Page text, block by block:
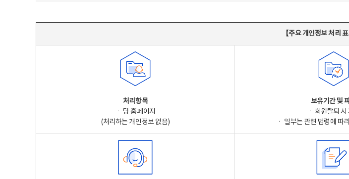
【주요 개인정보 처리
처리항목
ㆍ 당 홈페이지
(처리하는 개인정보 없음)
보유기간 및
ㆍ 회원탈퇴 시
ㆍ 일부는 관련 법령에 따